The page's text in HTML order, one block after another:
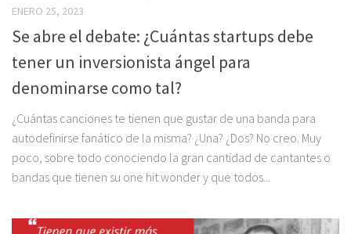
ENERO 25, 2023
Se abre el debate: ¿Cuántas startups debe
tener un inversionista ángel para
denominarse como tal?
¿Cuántas canciones te tienen que gustar de una banda para
autodefinirse fanático de la misma? ¿Una? ¿Dos? No creo. Muy
poco, sobre todo conociendo la gran cantidad de cantantes o
bandas que tienen su one hit wonder y que todos...